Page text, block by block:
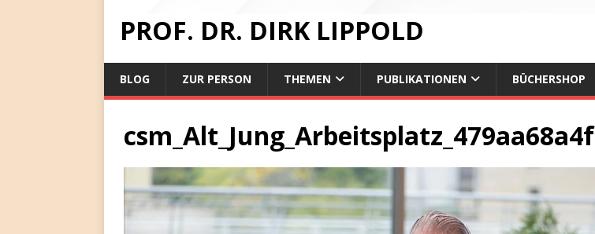
PROF. DR. DIRK LIPPOLD
BLOG ZUR PERSON THEMEN PUBLIKATIONEN BÜCHERSHOP
csm_Alt_Jung_Arbeitsplatz_479aa68a4f